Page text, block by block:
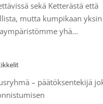
sekä Ketterästä että
mutta kumpikaan yksin
yhä...
– päätöksentekijä